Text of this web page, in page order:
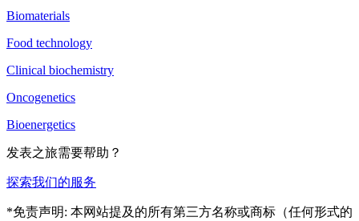
Biomaterials
Food technology
Clinical biochemistry
Oncogenetics
Bioenergetics
发表之旅需要帮助？
探索我们的服务
*免责声明: 本网站提及的所有第三方名称或商标（任何形式的